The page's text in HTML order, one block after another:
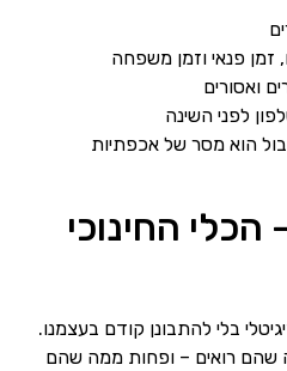
זמן פנאי וזמן משפחה
ואסורים
לפני השינה
הוא מסר של אכפתיות
החינוכי
בלי להתבונן קודם בעצמנו.
שהם רואים – ופחות ממה שהם